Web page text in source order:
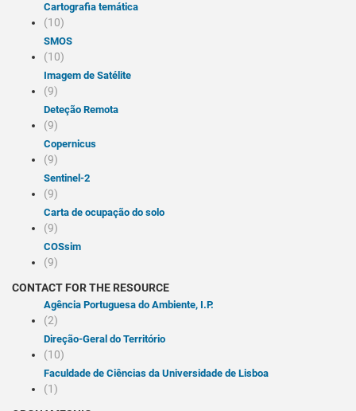
Cartografia temática
(10)
SMOS
(10)
Imagem de Satélite
(9)
Deteção Remota
(9)
Copernicus
(9)
Sentinel-2
(9)
Carta de ocupação do solo
(9)
COSsim
(9)
CONTACT FOR THE RESOURCE
Agência Portuguesa do Ambiente, I.P.
(2)
Direção-Geral do Território
(10)
Faculdade de Ciências da Universidade de Lisboa
(1)